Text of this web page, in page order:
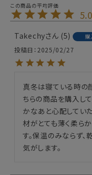
Takechy 5 購
投稿日
2025/02/27
真冬は寝ている時の
ちらの商品を購入し
かなあと心配してい
材がとても薄く柔ら
す。保温のみならず
気がします。